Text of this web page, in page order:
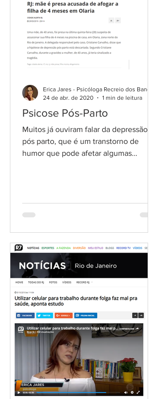
Psicose Pós-Parto
Muitos já ouviram falar da depressão
pós parto, que é um transtorno de
humor que pode afetar algumas
24 de abr. de 2020
1 min de leitura